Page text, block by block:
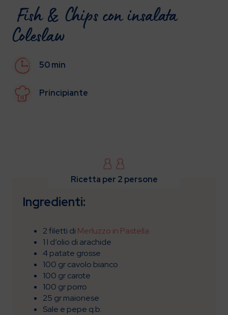
Fish & Chips con insalata
Coleslaw
50 min
Principiante
Ricetta per 2 persone
Ingredienti:
2 filetti di Merluzzo in Pastella
1 l d’olio di arachide
4 patate grosse
100 gr cavolo bianco
100 gr carote
100 gr porro
25 gr maionese
Sale e pepe q.b.